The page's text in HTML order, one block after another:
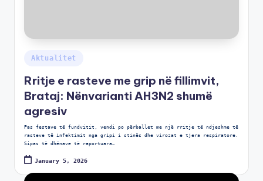
Aktualitet
Rritje e rasteve me grip në fillimvit,
Brataj: Nënvarianti AH3N2 shumë
agresiv
Pas festave të fundvitit, vendi po përballet me një rritje të ndjeshme të
rasteve të infektimit nga gripi i stinës dhe virozat e tjera respiratore.
Sipas të dhënave të raportuara…
January 5, 2026